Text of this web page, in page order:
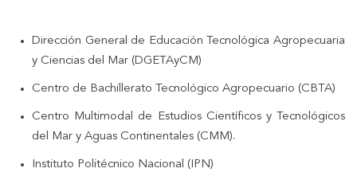
Dirección General de Educación Tecnológica Agropecuaria
y Ciencias del Mar (DGETAyCM)
Centro de Bachillerato Tecnológico Agropecuario (CBTA)
Centro Multimodal de Estudios Científicos y Tecnológicos
del Mar y Aguas Continentales (CMM).
Instituto Politécnico Nacional (IPN)